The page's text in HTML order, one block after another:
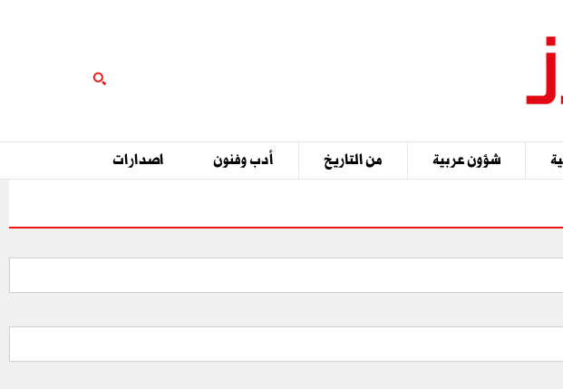
شؤون عربية من التاريخ أدب وفنون اصدارات